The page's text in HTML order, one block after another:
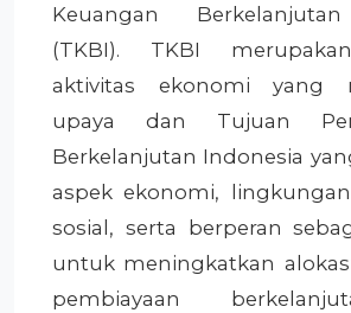
Keuangan
(TKBI). TKBI
aktivitas ekonomi yang
upaya dan Tujuan
Berkelanjutan Indonesia
aspek ekonomi,
sosial, serta berperan
untuk meningkatkan
pembiayaan